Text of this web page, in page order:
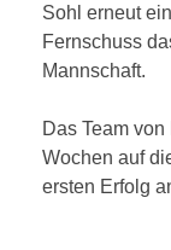
Sohl erneut
Fernschuss
Mannschaft.
Das Team
Wochen auf
ersten Erfolg